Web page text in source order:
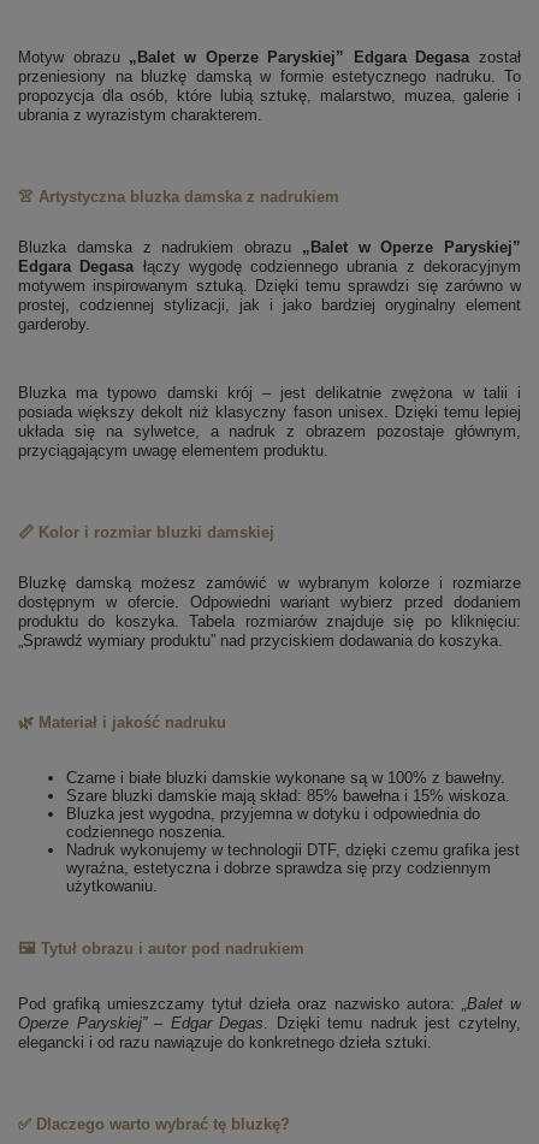
Motyw obrazu „Balet w Operze Paryskiej” Edgara Degasazostał
przeniesiony na bluzkę damską w formie estetycznego nadruku. To
propozycja dla osób, które lubią sztukę, malarstwo, muzea, galerie i
ubrania z wyrazistym charakterem.
👚 Artystyczna bluzka damska z nadrukiem
Bluzka damska z nadrukiem obrazu „Balet w Operze Paryskiej”
Edgara Degasałączy wygodę codziennego ubrania z dekoracyjnym
motywem inspirowanym sztuką. Dzięki temu sprawdzi się zarówno w
prostej, codziennej stylizacji, jak i jako bardziej oryginalny element
garderoby.
Bluzka ma typowo damski krój – jest delikatnie zwężona w talii i
posiada większy dekolt niż klasyczny fason unisex. Dzięki temu lepiej
układa się na sylwetce, a nadruk z obrazem pozostaje głównym,
przyciągającym uwagę elementem produktu.
📏 Kolor i rozmiar bluzki damskiej
Bluzkę damską możesz zamówić w wybranym kolorze i rozmiarze
dostępnym w ofercie. Odpowiedni wariant wybierz przed dodaniem
produktu do koszyka. Tabela rozmiarów znajduje się po kliknięciu:
„Sprawdź wymiary produktu” nad przyciskiem dodawania do koszyka.
🌿 Materiał i jakość nadruku
Czarne i białe bluzki damskie wykonane są w 100% z bawełny.
Szare bluzki damskie mają skład: 85% bawełna i 15% wiskoza.
Bluzka jest wygodna, przyjemna w dotyku i odpowiednia do
codziennego noszenia.
Nadruk wykonujemy w technologii DTF, dzięki czemu grafika jest
wyraźna, estetyczna i dobrze sprawdza się przy codziennym
użytkowaniu.
🖼️ Tytuł obrazu i autor pod nadrukiem
Pod grafiką umieszczamy tytuł dzieła oraz nazwisko autora: „Balet w
Operze Paryskiej” – Edgar Degas. Dzięki temu nadruk jest czytelny,
elegancki i od razu nawiązuje do konkretnego dzieła sztuki.
✅ Dlaczego warto wybrać tę bluzkę?